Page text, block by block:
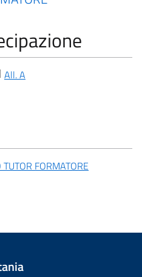
All. A
FORMATORE